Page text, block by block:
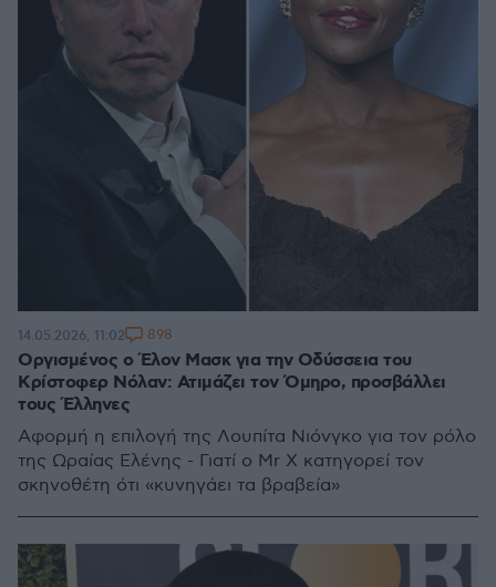
Οργισμένος ο Έλον Μασκ για την Οδύσσεια του
Κρίστοφερ Νόλαν: Ατιμάζει τον Όμηρο, προσβάλλει
τους Έλληνες
Αφορμή η επιλογή της Λουπίτα Νιόνγκο για τον ρόλο
της Ωραίας Ελένης - Γιατί ο Mr X κατηγορεί τον
σκηνοθέτη ότι «κυνηγάει τα βραβεία»
14.05.2026, 11:02 898